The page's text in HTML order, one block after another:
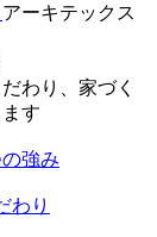
アーキテックス
わり、家づく
す
強み
わり